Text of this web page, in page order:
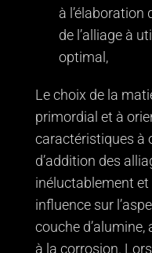
à l’élaboration
de l’alliage à
optimal,
Le choix de la
primordial et à
caractéristiques à
d’addition des
inéluctablement
influence sur
couche
à la corrosion.